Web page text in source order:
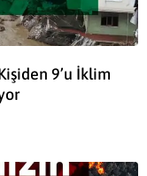
9’u İklim